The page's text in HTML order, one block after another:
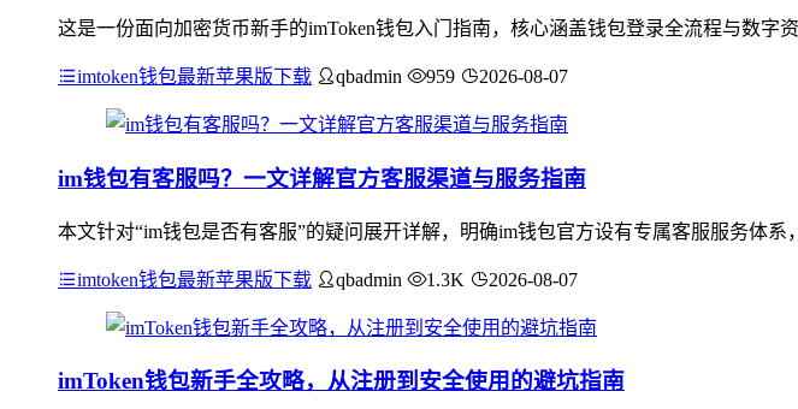
这是一份面向加密货币新手的imToken钱包入门指南，核心涵盖钱包登录全流程与数
imtoken钱包最新苹果版下载 qbadmin 959 2026-08-07
im钱包有客服吗？一文详解官方客服渠道与服务指南
本文针对“im钱包是否有客服”的疑问展开详解，明确im钱包官方设有专属客服服务体
imtoken钱包最新苹果版下载 qbadmin 1.3K 2026-08-07
imToken钱包新手全攻略，从注册到安全使用的避坑指南